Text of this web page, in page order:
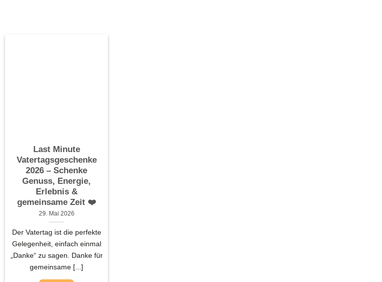
Last Minute
Vatertagsgeschenke
2026 – Schenke
Genuss, Energie,
Erlebnis &
gemeinsame Zeit ❤️
29. Mai 2026
Der Vatertag ist die perfekte
Gelegenheit, einfach einmal
„Danke“ zu sagen. Danke für
gemeinsame [...]